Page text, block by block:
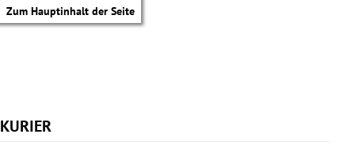
Zum Hauptinhalt der Seite
KURIER